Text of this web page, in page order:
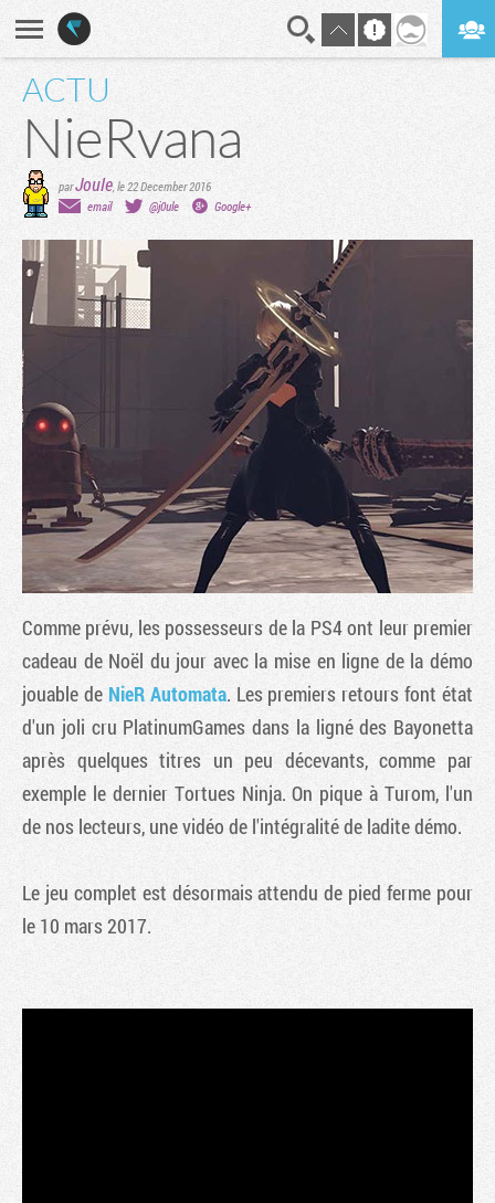
ACTU
NieRvana
parJoule,le 22 December 2016
email
@j0ule Google+
Comme prévu, les possesseurs de la PS4 ont leur premier
cadeau de Noël du jour avec la mise en ligne de la démo
jouable de NieR Automata. Les premiers retours font état
d'un joli cru PlatinumGames dans la ligné des Bayonetta
après quelques titres un peu décevants, comme par
exemple le dernier Tortues Ninja. On pique à Turom, l'un
de nos lecteurs, une vidéo de l'intégralité de ladite démo.
Le jeu complet est désormais attendu de pied ferme pour
le 10 mars 2017.
Tribune